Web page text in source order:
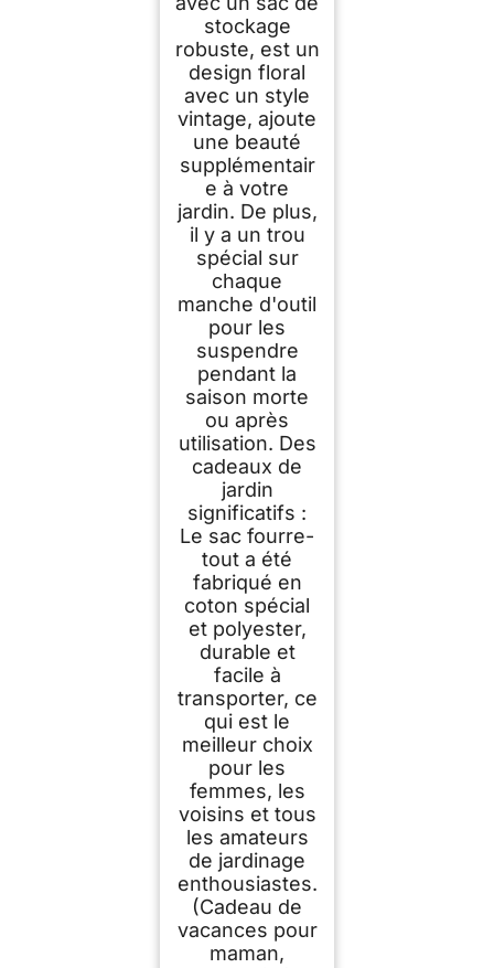
stockage
robuste, est un
design floral
avec un style
vintage, ajoute
une beauté
supplémentair
e à votre
jardin. De plus,
il y a un trou
spécial sur
chaque
manche d'outil
pour les
suspendre
pendant la
saison morte
ou après
utilisation. Des
cadeaux de
jardin
significatifs :
Le sac fourre-
tout a été
fabriqué en
coton spécial
et polyester,
durable et
facile à
transporter, ce
qui est le
meilleur choix
pour les
femmes, les
voisins et tous
les amateurs
de jardinage
enthousiastes.
(Cadeau de
vacances pour
maman,